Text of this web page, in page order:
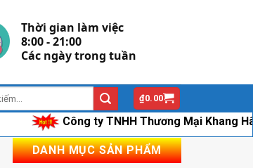
Thời gian làm việc
8:00 - 21:00
Các ngày trong tuần
₫0.00
Công ty TNHH Thương Mại Khang Hân
DANH MỤC SẢN PHẨM